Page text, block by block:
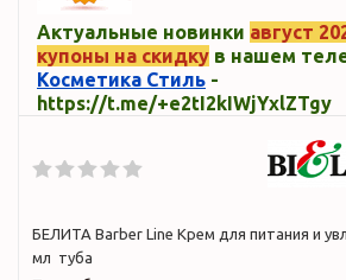
Актуальные новинки август
купоны на скидку в нашем
Косметика Стиль -
https://t.me/+e2tI2kIWjYxlZTgy
БЕЛИТА Barber Line Крем для питания и
мл туба